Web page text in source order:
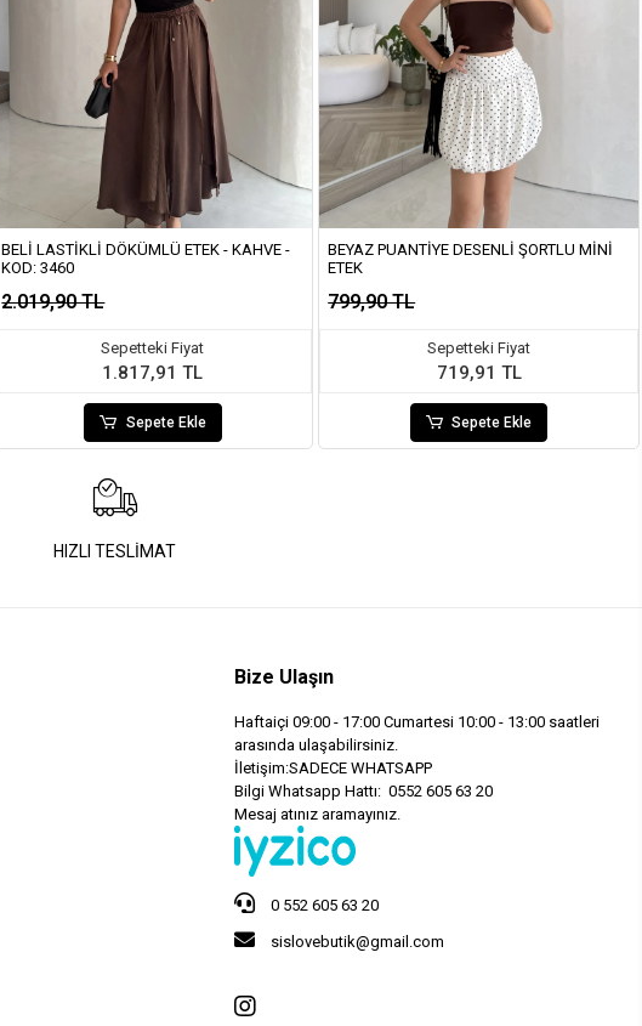
BELI LASTIKLI DÖKÜMLÜ ETEK - KAHVE -
KOD: 3460
2.019,90 TL
Sepetteki Fiyat
1.817,91 TL
Sepete Ekle
BEYAZ PUANTIYE DESENLI ŞORTLU MINI
ETEK
799,90 TL
Sepetteki Fiyat
719,91 TL
Sepete Ekle
HIZLI TESLİMAT
Bize Ulaşın
Haftaiçi 09:00 - 17:00 Cumartesi 10:00 - 13:00 saatleri
arasında ulaşabilirsiniz.
İletişim:SADECE WHATSAPP
Bilgi Whatsapp Hattı: 0552 605 63 20
Mesaj atınız aramayınız.
0 552 605 63 20
sislovebutik@gmail.com